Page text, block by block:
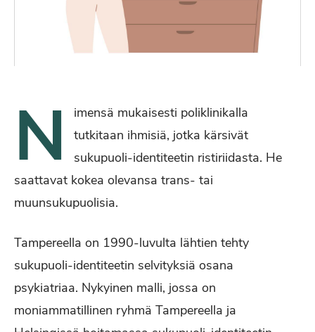
N
imensä mukaisesti poliklinikalla
tutkitaan ihmisiä, jotka kärsivät
sukupuoli-identiteetin ristiriidasta. He
saattavat kokea olevansa trans- tai
muunsukupuolisia.
Tampereella on 1990-luvulta lähtien tehty
sukupuoli-identiteetin selvityksiä osana
psykiatriaa. Nykyinen malli, jossa on
moniammatillinen ryhmä Tampereella ja